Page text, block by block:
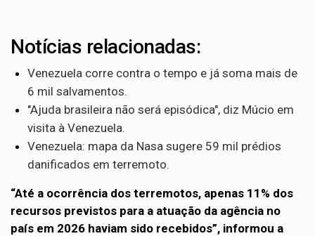
Notícias relacionadas:
Venezuela corre contra o tempo e já soma mais de
6 mil salvamentos.
"Ajuda brasileira não será episódica", diz Múcio em
visita à Venezuela.
Venezuela: mapa da Nasa sugere 59 mil prédios
danificados em terremoto.
“Até a ocorrência dos terremotos, apenas 11% dos
recursos previstos para a atuação da agência no
país em 2026 haviam sido recebidos”, informou a